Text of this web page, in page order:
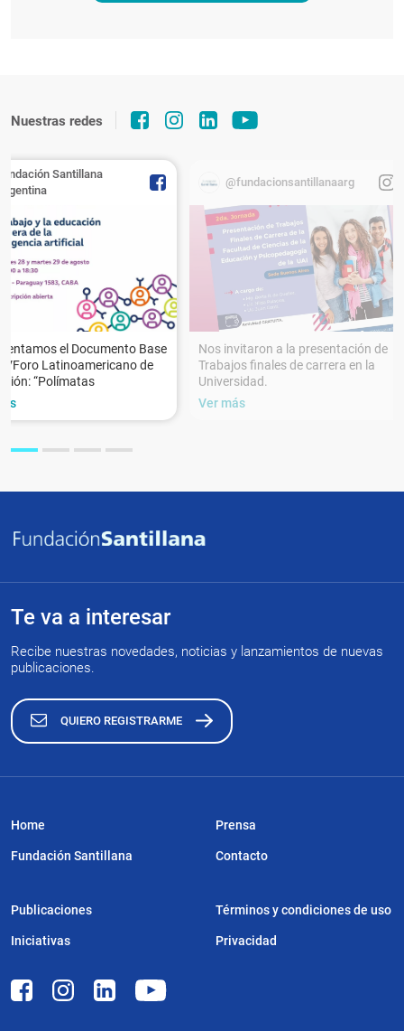
Nuestras redes
Santillana
el Documento Base
Latinoamericano de
“Polímatas
@fundacionsantillanaarg
Nos invitaron a la presentación de
Trabajos finales de carrera en la
Universidad.
Ver más
Te va a interesar
Recibe nuestras novedades, noticias y lanzamientos de nuevas
publicaciones.
QUIERO REGISTRARME
Home
Fundación Santillana
Publicaciones
Iniciativas
Prensa
Contacto
Términos y condiciones de uso
Privacidad